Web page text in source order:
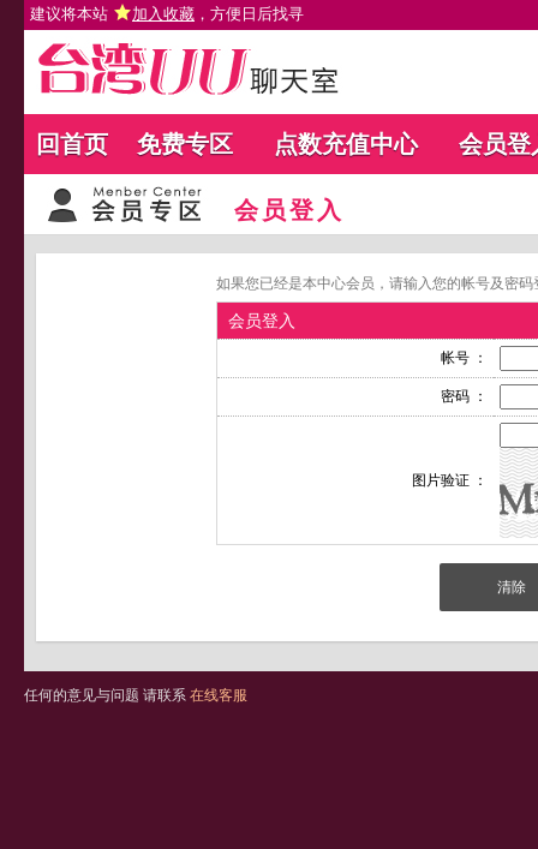
建议将本站 加入收藏 ，方便日后找寻
回首页 免费专区 点数充值中心 会员登
会员登入
如果您已经是本中心会员，请输入您的帐号及密
会员登入
帐号 ：
密码 ：
图片验证 ：
任何的意见与问题 请联系 在线客服